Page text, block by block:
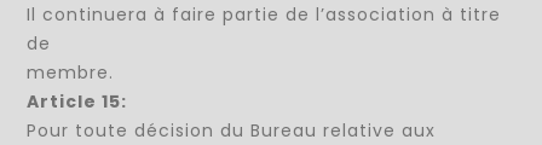
Il continuera à faire partie de l’association à titre
de
membre.
Article 15:
Pour toute décision du Bureau relative aux